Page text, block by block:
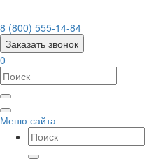
8 (800) 555-14-84
Заказать звонок
0
Меню сайта